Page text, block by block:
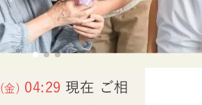
(金) 04:29 現在 ご相